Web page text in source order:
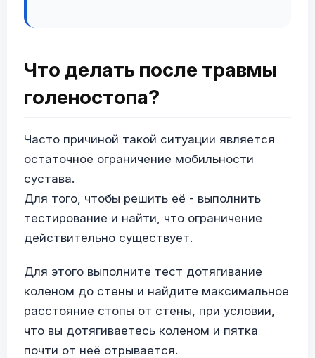
Что делать после травмы
голеностопа?
Часто причиной такой ситуации является
остаточное ограничение мобильности
сустава.
Для того, чтобы решить её - выполнить
тестирование и найти, что ограничение
действительно существует.
Для этого выполните тест дотягивание
коленом до стены и найдите максимальное
расстояние стопы от стены, при условии,
что вы дотягиваетесь коленом и пятка
почти от неё отрывается.